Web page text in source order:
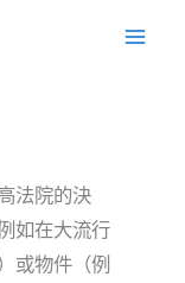
法院的決
如在大流行
或物件（例